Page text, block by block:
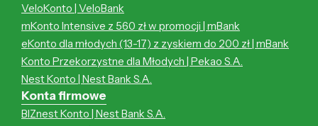
VeloKonto | VeloBank
mKonto Intensive z 560 zł w promocji | mBank
eKonto dla młodych (13-17) z zyskiem do 200 zł | mBank
Konto Przekorzystne dla Młodych | Pekao S.A.
Nest Konto | Nest Bank S.A.
Konta firmowe
BIZnest Konto | Nest Bank S.A.